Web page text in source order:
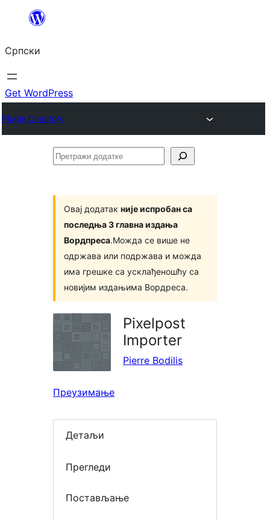
Скочи
садржај
Српски
Get WordPress
Plugin Directory
Претражи
Овај додатак није испробан са
последња 3 главна издања
Вордпреса.Можда се више не
одржава или подржава и можда
има грешке са усклађеношћу са
новијим издањима Вордреса.
Pixelpost
Importer
Pierre Bodilis
Преузимање
Детаљи
Прегледи
Постављање